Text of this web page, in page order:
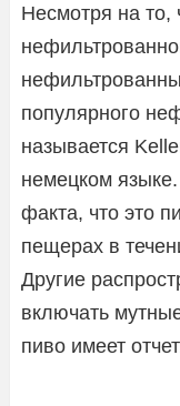
Несмотря на то,
популярного
называется
немецком
факта, что это
пещерах в
Другие
включать
пиво имеет